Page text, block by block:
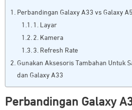
Perbandingan Galaxy A33 vs Galaxy
1. Layar
2. Kamera
3. Refresh Rate
Gunakan Aksesoris Tambahan Untuk
dan Galaxy A33
Perbandingan Galaxy